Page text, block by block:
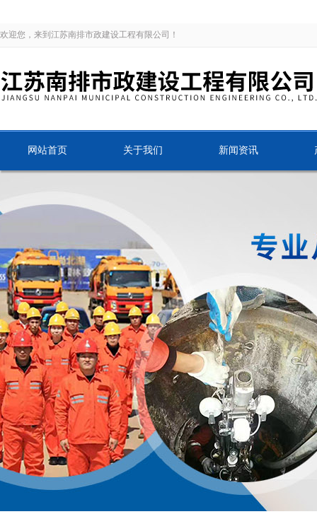
欢迎您，来到江苏南排市政建设工程有限公司！
网站首页 关于我们 新闻资讯